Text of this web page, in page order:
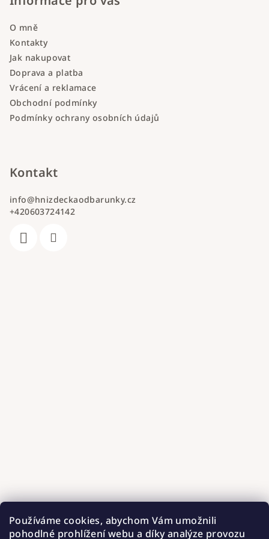
Používáme cookies, abychom Vám umožnili
pohodlné prohlížení webu a díky analýze provozu
O mně
Kontakty
Jak nakupovat
Doprava a platba
Vrácení a reklamace
Obchodní podmínky
Podmínky ochrany osobních údajů
Kontakt
info@hnizdeckaodbarunky.cz
+420603724142